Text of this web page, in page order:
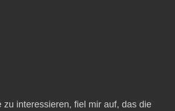
interessieren, fiel mir auf, das die